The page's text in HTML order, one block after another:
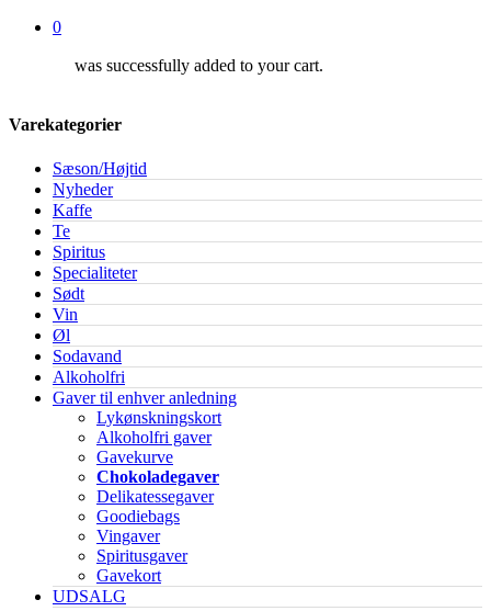
0
was successfully added to your cart.
Varekategorier
Sæson/Højtid
Nyheder
Kaffe
Te
Spiritus
Specialiteter
Sødt
Vin
Øl
Sodavand
Alkoholfri
Gaver til enhver anledning
Lykønskningskort
Alkoholfri gaver
Gavekurve
Chokoladegaver
Delikatessegaver
Goodiebags
Vingaver
Spiritusgaver
Gavekort
UDSALG